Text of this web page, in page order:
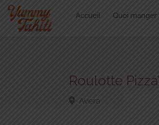
Accueil Quoi manger
Roulotte
Avera